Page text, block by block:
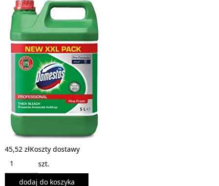
45,52 złKoszty dostawy
szt.
dodaj do koszyka